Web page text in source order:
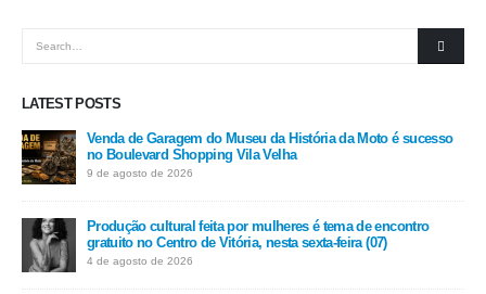
LATEST POSTS
Venda de Garagem do Museu da História da Moto é sucesso
no Boulevard Shopping Vila Velha
9 de agosto de 2026
Produção cultural feita por mulheres é tema de encontro
gratuito no Centro de Vitória, nesta sexta-feira (07)
4 de agosto de 2026